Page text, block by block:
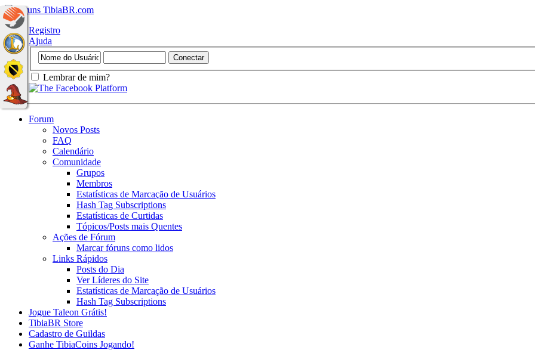
Registro
Ajuda
Lembrar de mim?
Forum
Novos Posts
FAQ
Calendário
Comunidade
Grupos
Membros
Estatísticas de Marcação de Usuários
Hash Tag Subscriptions
Estatísticas de Curtidas
Tópicos/Posts mais Quentes
Ações de Fórum
Marcar fóruns como lidos
Links Rápidos
Posts do Dia
Ver Líderes do Site
Estatísticas de Marcação de Usuários
Hash Tag Subscriptions
Jogue Taleon Grátis!
TibiaBR Store
Cadastro de Guildas
Ganhe TibiaCoins Jogando!